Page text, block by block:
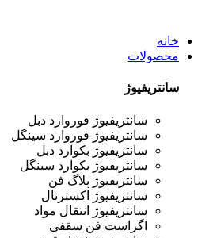
خانه
محصولات
سانتریفیوژ
سانتریفیوژ فوروارد دبل
سانتریفیوژ فوروارد سینگل
سانتریفیوژ بکوارد دبل
سانتریفیوژ بکوارد سینگل
سانتریفیوژ پلاگ فن
سانتریفیوژ اکسترنال
سانتریفیوژ انتقال مواد
اگزاست فن سقفی